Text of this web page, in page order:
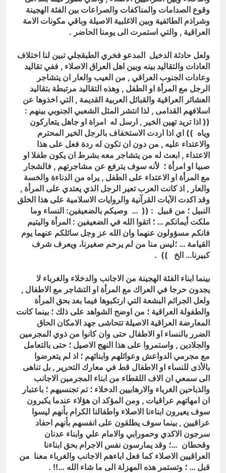
وقوع الصدامات والمناكفات والصراعات بين الفئة الهجينة
وشراذم الطائفية وبين الاغلبية الاصيلة وباقي مكونات الامة
العراقية , والتي استمرت الى يومنا الحاضر .
ولعل حادثة الدخيل المدعو فخري الطبقجلي تبين لنا اختلاف
العادات والتقاليد بينه وبين اهل العراق الاصلاء , ففي تقاليد
وعادات الجنوب العراقي , من العيب والعار ان يتشاجر
الرجل مع المرأة او الطفل , وهذه التقاليد مرتبطة بتقاليد
العشائر العراقية والقبائل العربية القديمة , التي اخذوها عن
اسلافهم القدامى , لذا انتشر المثل الشعبي الجنوبي بينهم :
(( اذا تريد تهين الخير , ارسل له امراة او جاهل يتعاركون
وياه )) اي اذا اردت الاستخفاف بالرجل الخير المحترم
والاعتداء عليه , من دون ان تكون له ردة فعل على هذا
الاعتداء , ابعث له من يتشاجر معه بشرط ان يكون طفلا او
صبيا او امرأة ؛ لأنه سوف يترفع عن مشاجرتهم , فالشجار
مع المرأة او الاعتداء على الطفل , يراه من الدناءة والخسة
والعار , اذ كانت العرب تعير الرجل الذي يعتدي على المرأة ,
وقد اكدت الآيات القرآنية والروايات الاسلامية على هذا الخلق
النبيل ؛ من قبيل : (( … وصيكم بالضعيفين: النساء وما
ملكت أيمانكم … ؛ اتقوا الله في الضعيفين : المرأة واليتيم
فانكم مسؤولون عنهما وان الله عز وجل سائلكم عنهما يوم
القيامة … ؛ليس منا من لم يرحم صغيرنا، ويعرف شرف
كبيرنا… الخ )) .
بينما ابناء الفئة الهجينة من الاجانب والدخلاء والغرباء لا
يجدون حرجا في العراك مع المرأة او التشاجر مع الاطفال ,
ولعل الجرائم البشعة التي ارتكبوها فيما بعد بحق المرأة
والطفولة العراقية ؛ من اوضح الشواهد على ذلك ؛ بينما كانت
المعارضة العراقية الاصيلة تتحاشى جهد الامكان الحاق
الضرر بالنساء او الاطفال حتى وان كانوا من ذوي المجرمين
والجلادين , واستمروا على هذا النهج الاصيل ؛ حتى بالتعامل
مع مجرمي الدواعش وعوائلهم وابنائهم ؛ اذ لم يتعرضوا
بالأذى للنساء او الاطفال قط في معارك التحرير , بل تناهى
الى سمعي ان الاف اللقطاء من ابناء المجرمين الاجانب
والذباحين الغرباء والارهابيين الدخلاء ؛ تم تجنسيهم ؛ باعتبار
ان امهاتهم عراقيات , ومن المؤكد ان هؤلاء عندما يكبرون
سوف يعيرون ابناءنا الاصلاء واطفالنا الكرام بأنهم ليسوا
عراقيين , بينما سوف يطلقون على انفسهم بأنهم احفاد
سرجون الاكدي وحمورابي والامام علي وابناء عدنان
وقحطان …؛ وقد يمارسون نفس الاجرام بحق ابناءنا
العراقيين الاصلاء كما فعل اباءهم الاجانب والغرباء معنا من
قبل … ؛ وتستمر هذه المهزلة الى ما شاء الله …!! .